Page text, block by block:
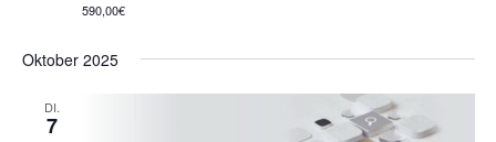
590,00€
Oktober 2025
DI.
7